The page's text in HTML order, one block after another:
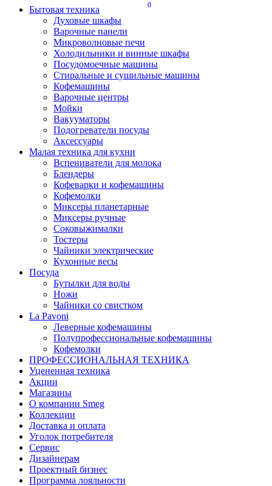
0
Бытовая техника
Духовые шкафы
Варочные панели
Микроволновые печи
Холодильники и винные шкафы
Посудомоечные машины
Стиральные и сушильные машины
Кофемашины
Варочные центры
Мойки
Вакууматоры
Подогреватели посуды
Аксессуары
Малая техника для кухни
Вспениватели для молока
Блендеры
Кофеварки и кофемашины
Кофемолки
Миксеры планетарные
Миксеры ручные
Соковыжималки
Тостеры
Чайники электрические
Кухонные весы
Посуда
Бутылки для воды
Ножи
Чайники со свистком
La Pavoni
Леверные кофемашины
Полупрофессиональные кофемашины
Кофемолки
ПРОФЕССИОНАЛЬНАЯ ТЕХНИКА
Уцененная техника
Акции
Магазины
О компании Smeg
Коллекции
Доставка и оплата
Уголок потребителя
Сервис
Дизайнерам
Проектный бизнес
Программа лояльности